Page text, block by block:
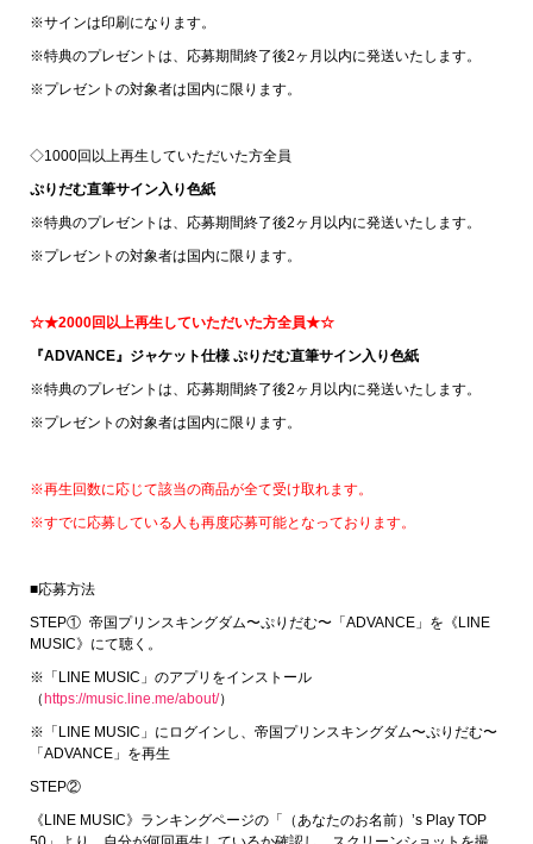
※サインは印刷になります。
※特典のプレゼントは、応募期間終了後2ヶ月以内に発送いたします。
※プレゼントの対象者は国内に限ります。
◇1000回以上再生していただいた方全員
ぷりだむ直筆サイン入り色紙
※特典のプレゼントは、応募期間終了後2ヶ月以内に発送いたします。
※プレゼントの対象者は国内に限ります。
☆★2000回以上再生していただいた方全員★☆
『ADVANCE』ジャケット仕様 ぷりだむ直筆サイン入り色紙
※特典のプレゼントは、応募期間終了後2ヶ月以内に発送いたします。
※プレゼントの対象者は国内に限ります。
※再生回数に応じて該当の商品が全て受け取れます。
※すでに応募している人も再度応募可能となっております。
■応募方法
STEP① 帝国プリンスキングダム〜ぷりだむ〜「ADVANCE」を《LINE
MUSIC》にて聴く。
※「LINE MUSIC」のアプリをインストール
（https://music.line.me/about/）
※「LINE MUSIC」にログインし、帝国プリンスキングダム〜ぷりだむ〜
「ADVANCE」を再生
STEP②
《LINE MUSIC》ランキングページの「（あなたのお名前）’s Play TOP